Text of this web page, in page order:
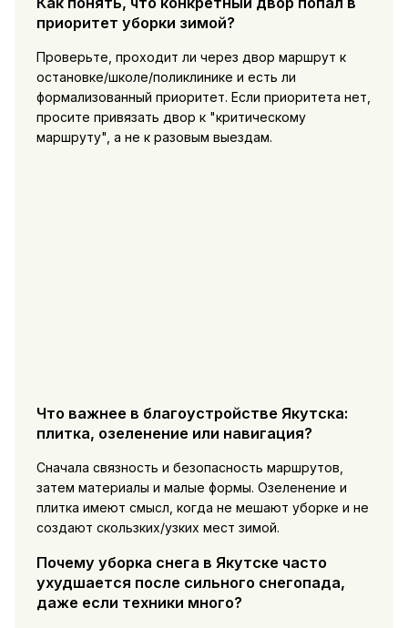
приоритет уборки зимой?
Проверьте, проходит ли через двор маршрут к
остановке/школе/поликлинике и есть ли
формализованный приоритет. Если приоритета нет,
просите привязать двор к "критическому
маршруту", а не к разовым выездам.
Что важнее в благоустройстве Якутска:
плитка, озеленение или навигация?
Сначала связность и безопасность маршрутов,
затем материалы и малые формы. Озеленение и
плитка имеют смысл, когда не мешают уборке и не
создают скользких/узких мест зимой.
Почему уборка снега в Якутске часто
ухудшается после сильного снегопада,
даже если техники много?